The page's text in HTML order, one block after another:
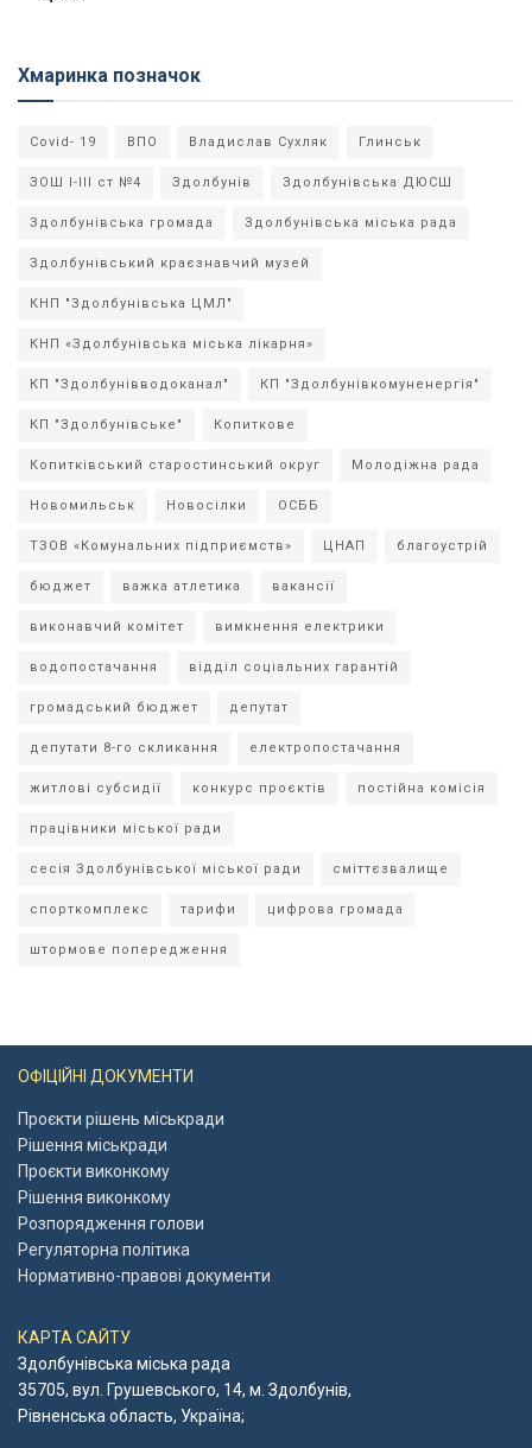
Хмаринка позначок
Covid- 19 ВПО Владислав Сухляк Глинськ
ЗОШ І-ІІІ ст №4 Здолбунів Здолбунівська ДЮСШ
Здолбунівська громада Здолбунівська міська рада
Здолбунівський краєзнавчий музей
КНП "Здолбунівська ЦМЛ"
КНП «Здолбунівська міська лікарня»
КП "Здолбунівводоканал" КП "Здолбунівкомуненергія"
КП "Здолбунівське" Копиткове
Копитківський старостинський округ Молодіжна рада
Новомильськ Новосілки ОСББ
ТЗОВ «Комунальних підприємств» ЦНАП благоустрій
бюджет важка атлетика вакансії
виконавчий комітет вимкнення електрики
водопостачання відділ соціальних гарантій
громадський бюджет депутат
депутати 8-го скликання електропостачання
житлові субсидії конкурс проєктів постійна комісія
працівники міської ради
сесія Здолбунівської міської ради сміттєзвалище
спорткомплекс тарифи цифрова громада
штормове попередження
ОФІЦІЙНІ ДОКУМЕНТИ
Проєкти рішень міськради
Рішення міськради
Проєкти виконкому
Рішення виконкому
Розпорядження голови
Регуляторна політика
Нормативно-правові документи
КАРТА САЙТУ
Здолбунівська міська рада
35705, вул. Грушевського, 14, м. Здолбунів,
Рівненська область, Україна;